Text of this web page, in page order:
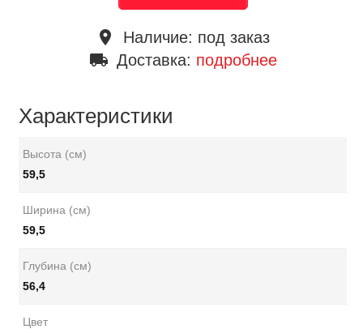
place Наличие: под заказ
local_shipping Доставка: подробнее
Характеристики
Высота (см)
59,5
Ширина (см)
59,5
Глубина (см)
56,4
Цвет